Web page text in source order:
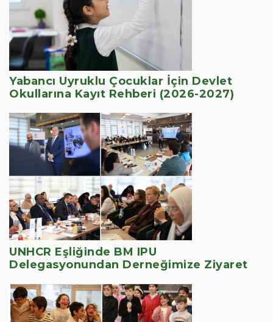
Yabancı Uyruklu Çocuklar İçin Devlet
Okullarına Kayıt Rehberi (2026-2027)
UNHCR Eşliğinde BM IPU
Delegasyonundan Derneğimize Ziyaret